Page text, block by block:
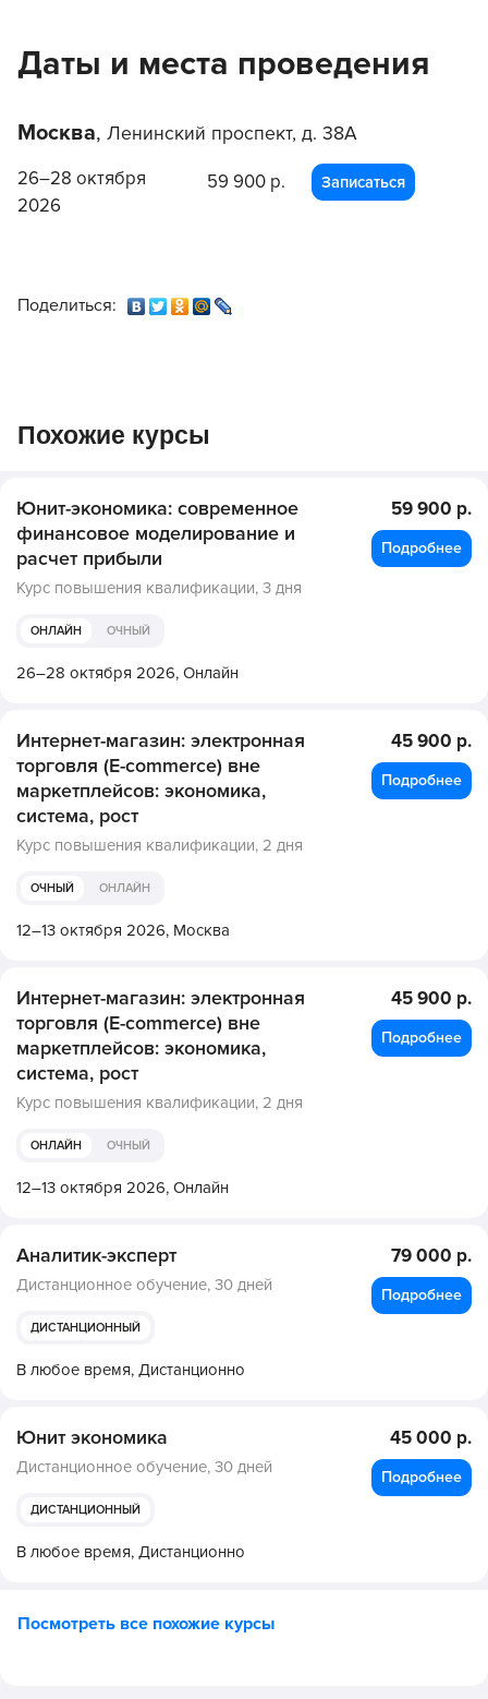
Даты и места проведения
Москва, Ленинский проспект, д. 38А
26–28 октября
2026
59 900 р. Записаться
Поделиться:
Похожие курсы
Юнит-экономика: современное
финансовое моделирование и
расчет прибыли
Курс повышения квалификации, 3 дня
ОНЛАЙН ОЧНЫЙ
26–28 октября 2026, Онлайн
59 900 р.
Подробнее
Интернет-магазин: электронная
торговля (E-commerce) вне
маркетплейсов: экономика,
система, рост
Курс повышения квалификации, 2 дня
ОЧНЫЙ ОНЛАЙН
12–13 октября 2026, Москва
45 900 р.
Подробнее
Интернет-магазин: электронная
торговля (E-commerce) вне
маркетплейсов: экономика,
система, рост
Курс повышения квалификации, 2 дня
ОНЛАЙН ОЧНЫЙ
12–13 октября 2026, Онлайн
45 900 р.
Подробнее
Аналитик-эксперт
Дистанционное обучение, 30 дней
ДИСТАНЦИОННЫЙ
В любое время, Дистанционно
79 000 р.
Подробнее
Юнит экономика
Дистанционное обучение, 30 дней
ДИСТАНЦИОННЫЙ
В любое время, Дистанционно
45 000 р.
Подробнее
Посмотреть все похожие курсы